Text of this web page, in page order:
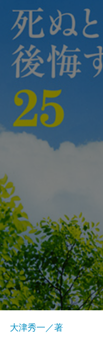
大津秀一／著